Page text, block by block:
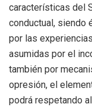
características del
conductual, siendo
por las
asumidas por el
también por
opresión, el
podrá respetando